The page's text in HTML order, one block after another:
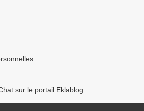
sur le portail Eklablog